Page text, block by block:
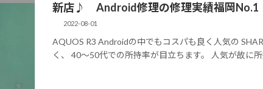
新店♪ Android修理の修理実績福岡
2022-08-01
AQUOS R3 Androidの中でもコスパも良く人気の
く、 40～50代での所持率が目立ちます。 人気が故に